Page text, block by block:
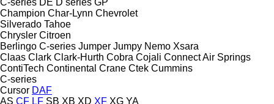
Champion Char-Lynn Chevrolet
Silverado Tahoe
Chrysler Citroen
Berlingo C-series Jumper Jumpy Nemo Xsara
Claas Clark Clark-Hurth Cobra Cojali Connect Air Springs
ContiTech Continental Crane Ctek Cummins
C-series
Cursor DAF
AS CF LF SB XB XD XF XG YA